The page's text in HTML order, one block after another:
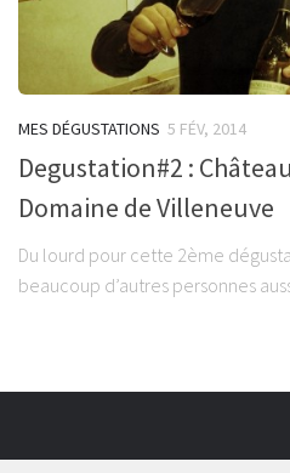
MES DÉGUSTATIONS 5 FÉV, 2014
Degustation#2 :
Domaine de Villeneuve
Du lourd pour cette 2ème
beaucoup d’autres personnes